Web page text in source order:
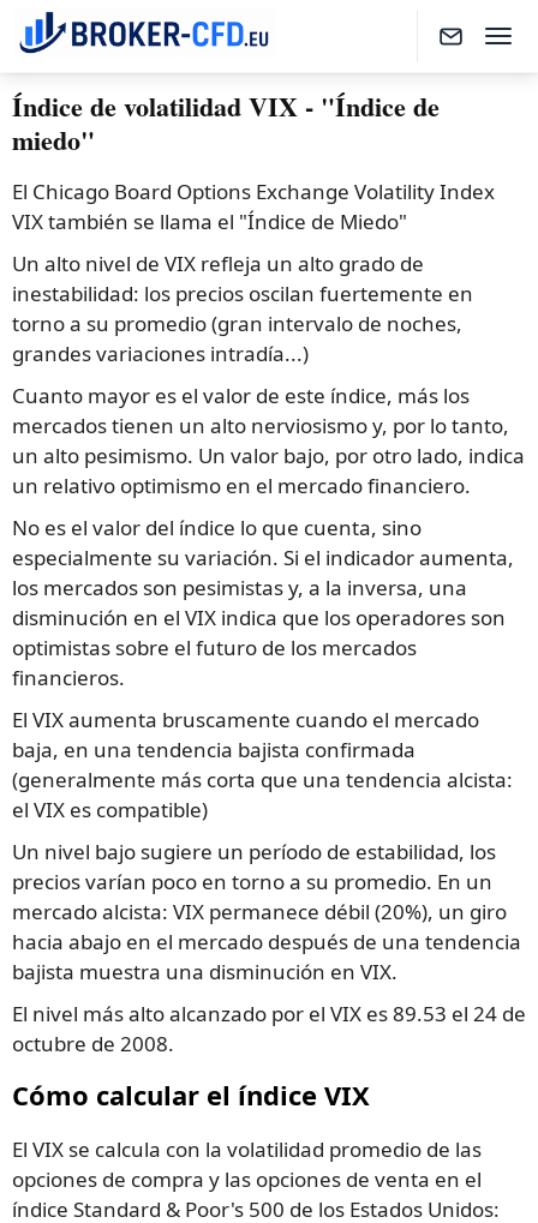
Índice de volatilidad VIX - "Índice de
miedo"
El Chicago Board Options Exchange Volatility Index
VIX también se llama el "Índice de Miedo"
Un alto nivel de VIX refleja un alto grado de
inestabilidad: los precios oscilan fuertemente en
torno a su promedio (gran intervalo de noches,
grandes variaciones intradía...)
Cuanto mayor es el valor de este índice, más los
mercados tienen un alto nerviosismo y, por lo tanto,
un alto pesimismo. Un valor bajo, por otro lado, indica
un relativo optimismo en el mercado financiero.
No es el valor del índice lo que cuenta, sino
especialmente su variación. Si el indicador aumenta,
los mercados son pesimistas y, a la inversa, una
disminución en el VIX indica que los operadores son
optimistas sobre el futuro de los mercados
financieros.
El VIX aumenta bruscamente cuando el mercado
baja, en una tendencia bajista confirmada
(generalmente más corta que una tendencia alcista:
el VIX es compatible)
Un nivel bajo sugiere un período de estabilidad, los
precios varían poco en torno a su promedio. En un
mercado alcista: VIX permanece débil (20%), un giro
hacia abajo en el mercado después de una tendencia
bajista muestra una disminución en VIX.
El nivel más alto alcanzado por el VIX es 89.53 el 24 de
octubre de 2008.
Cómo calcular el índice VIX
El VIX se calcula con la volatilidad promedio de las
opciones de compra y las opciones de venta en el
índice Standard & Poor's 500 de los Estados Unidos: